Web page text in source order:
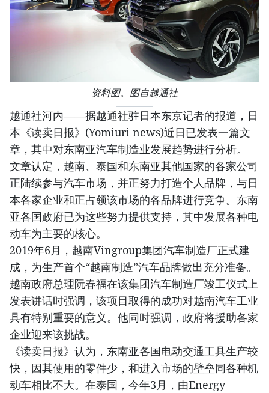
资料图。图自越通社
越通社河内——据越通社驻日本东京记者的报道，日
本《读卖日报》(Yomiuri news)近日已发表一篇文
章，其中对东南亚汽车制造业发展趋势进行分析。
文章认定，越南、泰国和东南亚其他国家的各家公司
正陆续参与汽车市场，并正努力打造个人品牌，与日
本各家企业和正占领该市场的各品牌进行竞争。东南
亚各国政府已为这些努力提供支持，其中发展各种电
动车为主要的核心。
2019年6月，越南Vingroup集团汽车制造厂正式建
成，为生产首个“越南制造”汽车品牌做出充分准备。
越南政府总理阮春福在该集团汽车制造厂竣工仪式上
发表讲话时强调，该项目取得的成功对越南汽车工业
具有特别重要的意义。他同时强调，政府将援助各家
企业迎来该挑战。
《读卖日报》认为，东南亚各国电动交通工具生产较
快，因其使用的零件少，和进入市场的壁垒同各种机
动车相比不大。在泰国，今年3月，由Energy